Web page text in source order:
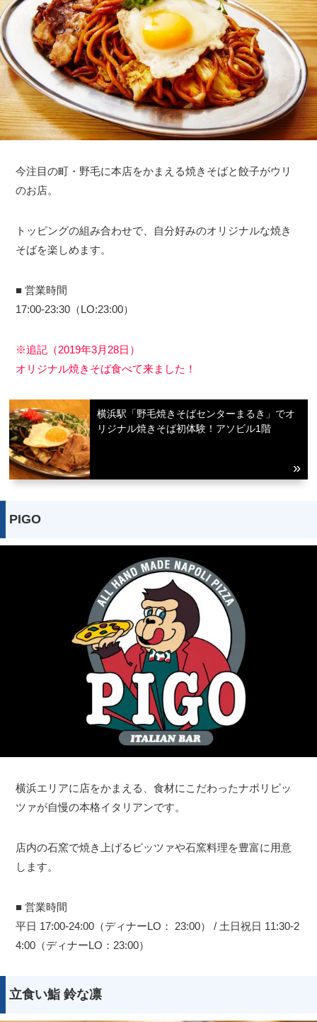
今注目の町・野毛に本店をかまえる焼きそばと餃子がウリ
のお店。
トッピングの組み合わせで、自分好みのオリジナルな焼き
そばを楽しめます。
■ 営業時間
17:00-23:30（LO:23:00）
※追記（2019年3月28日）
オリジナル焼きそば食べて来ました！
横浜駅「野毛焼きそばセンターまるき」でオ
リジナル焼きそば初体験！アソビル1階
PIGO
横浜エリアに店をかまえる、食材にこだわったナポリピッ
ツァが自慢の本格イタリアンです。
店内の石窯で焼き上げるピッツァや石窯料理を豊富に用意
します。
■ 営業時間
平日 17:00-24:00（ディナーLO： 23:00） / 土日祝日 11:30-2
4:00（ディナーLO：23:00）
立食い鮨 鈴な凛